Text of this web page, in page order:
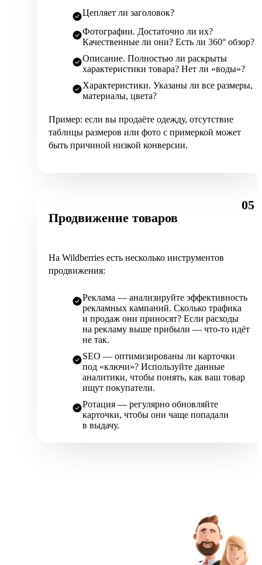
Цепляет ли заголовок?
Фотографии. Достаточно ли их?
Качественные ли они? Есть ли 360° обзор?
Описание. Полностью ли раскрыты
характеристики товара? Нет ли «воды»?
Характеристики. Указаны ли все размеры,
материалы, цвета?
Пример: если вы продаёте одежду, отсутствие
таблицы размеров или фото с примеркой может
быть причиной низкой конверсии.
05
Продвижение товаров
На Wildberries есть несколько инструментов
продвижения:
Реклама — анализируйте эффективность
рекламных кампаний. Сколько трафика
и продаж они приносят? Если расходы
на рекламу выше прибыли — что‑то идёт
не так.
SEO — оптимизированы ли карточки
под «ключи»? Используйте данные
аналитики, чтобы понять, как ваш товар
ищут покупатели.
Ротация — регулярно обновляйте
карточки, чтобы они чаще попадали
в выдачу.